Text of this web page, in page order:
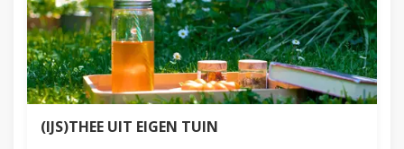
(IJS)THEE UIT EIGEN TUIN